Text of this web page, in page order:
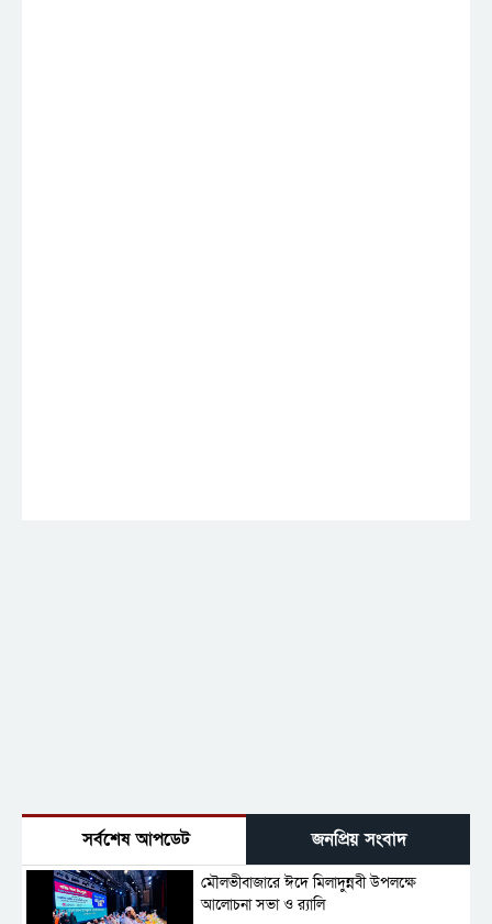
সর্বশেষ আপডেট জনপ্রিয় সংবাদ
মৌলভীবাজারে ঈদে মিলাদুন্নবী উপলক্ষে
আলোচনা সভা ও র‍্যালি